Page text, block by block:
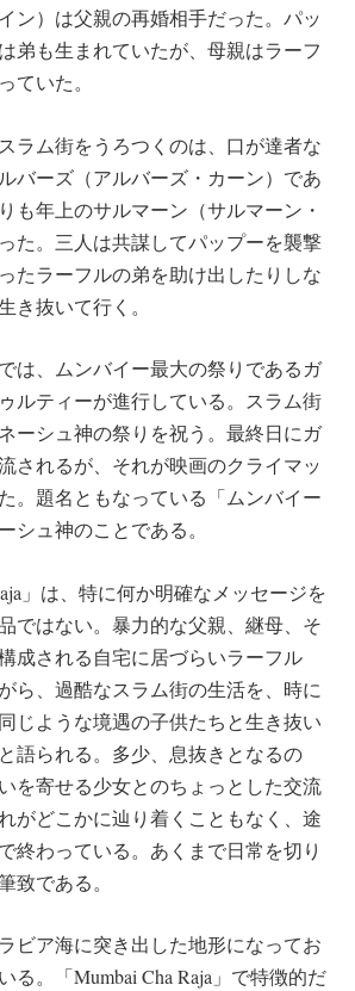
ン）は父親の再婚相手だった。パッ
弟も生まれていたが、母親はラーフ
ていた。
ラム街をうろつくのは、口が達者な
バーズ（アルバーズ・カーン）であ
も年上のサルマーン（サルマーン・
た。三人は共謀してパップーを襲撃
たラーフルの弟を助け出したりしな
き抜いて行く。
は、ムンバイー最大の祭りであるガ
ルティーが進行している。スラム街
ーシュ神の祭りを祝う。最終日にガ
されるが、それが映画のクライマッ
。題名ともなっている「ムンバイー
シュ神のことである。
」は、特に何か明確なメッセージを
ではない。暴力的な父親、継母、そ
成される自宅に居づらいラーフル
ら、過酷なスラム街の生活を、時に
じような境遇の子供たちと生き抜い
語られる。多少、息抜きとなるの
を寄せる少女とのちょっとした交流
がどこかに辿り着くこともなく、途
終わっている。あくまで日常を切り
致である。
ビア海に突き出した地形になってお
る。「Mumbai Cha Raja」で特徴的だ